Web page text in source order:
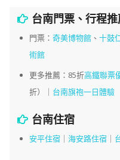
台南門票、行程推
門票： 奇美博物館、 十鼓
術館
更多推薦：85折高鐵聯票
折）｜ 台南旗袍一日體驗
台南住宿
安平住宿｜ 海安路住宿｜